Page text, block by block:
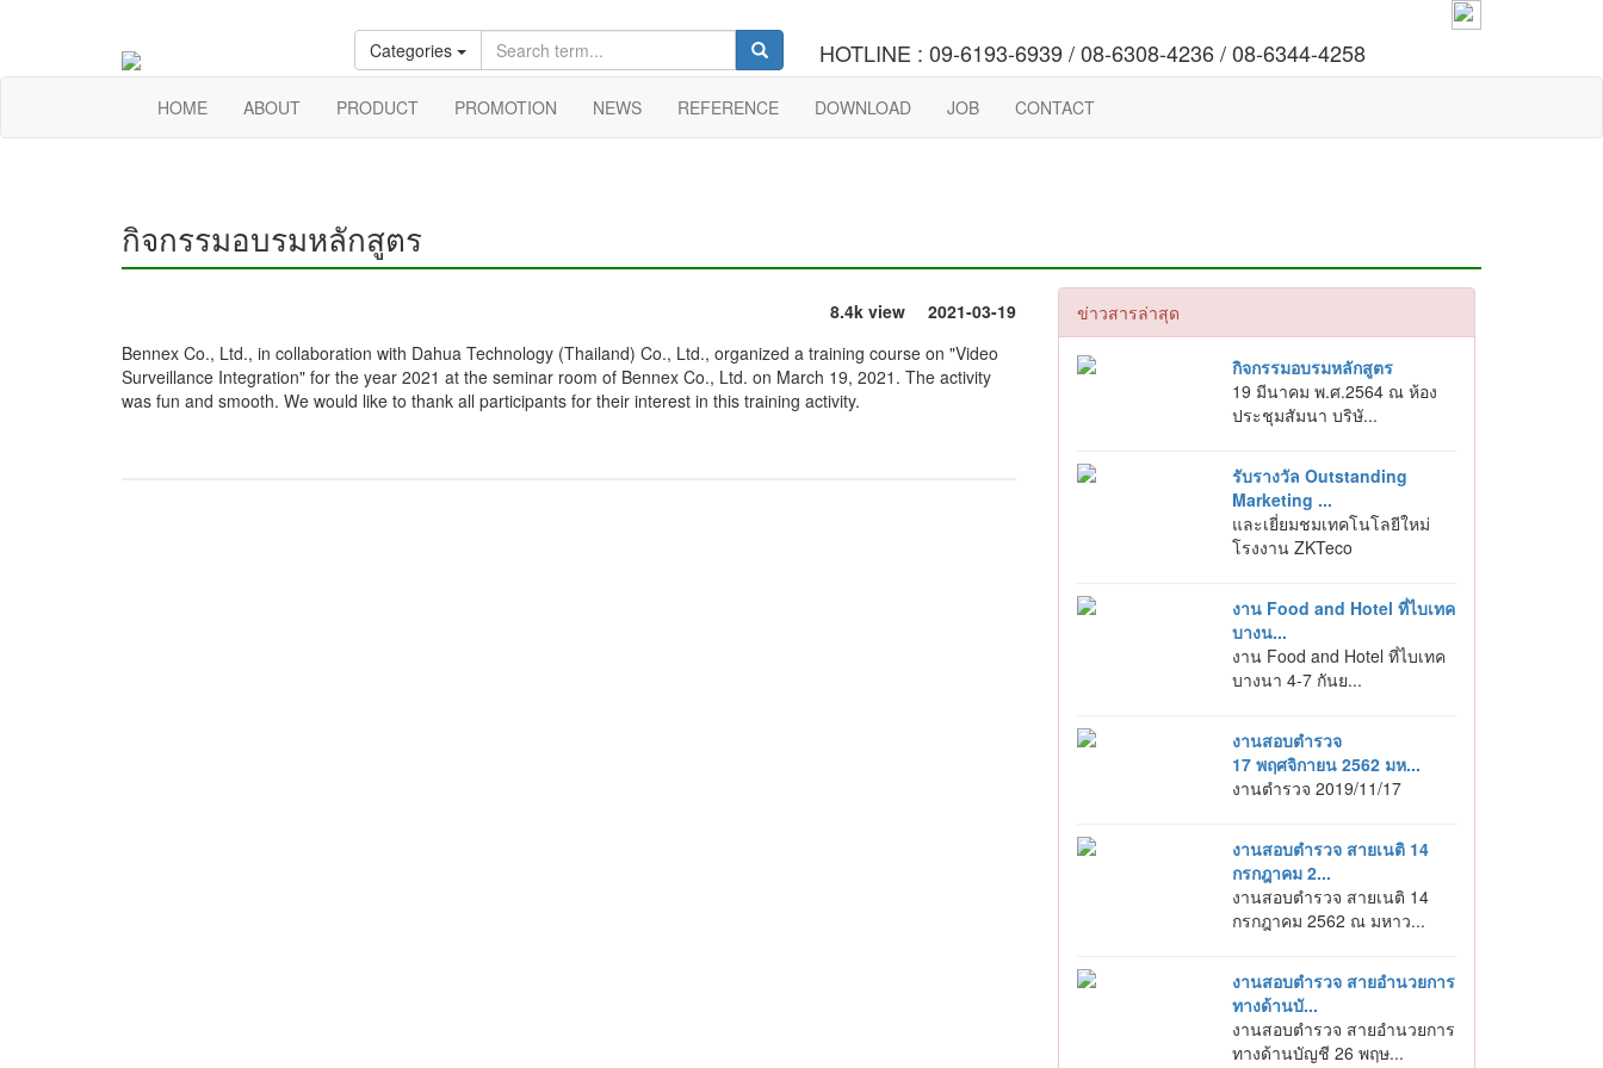
Categories HOTLINE : 09-6193-6939 / 08-6308-4236 / 08-6344-4258
HOME ABOUT PRODUCT PROMOTION NEWS REFERENCE DOWNLOAD JOB CONTACT
กิจกรรมอบรมหลักสูตร
8.4k view
2021-03-19
Bennex Co., Ltd., in collaboration with Dahua Technology (Thailand) Co., Ltd., organized a training course on "Video
Surveillance Integration" for the year 2021 at the seminar room of Bennex Co., Ltd. on March 19, 2021. The activity
was fun and smooth. We would like to thank all participants for their interest in this training activity.
ข่าวสารล่าสุด
กิจกรรมอบรมหลักสูตร
19 มีนาคม พ.ศ.2564 ณ ห้อง
ประชุมสัมนา บริษั...
รับรางวัล Outstanding
Marketing ...
และเยี่ยมชมเทคโนโลยีใหม่
โรงงาน ZKTeco
งาน Food and Hotel ที่ไบเทค
บางน...
งาน Food and Hotel ที่ไบเทค
บางนา 4-7 กันย...
งานสอบตำรวจ
17 พฤศจิกายน 2562 มห...
งานตำรวจ 2019/11/17
งานสอบตำรวจ สายเนติ 14
กรกฎาคม 2...
งานสอบตำรวจ สายเนติ 14
กรกฎาคม 2562 ณ มหาว...
งานสอบตำรวจ สายอำนวยการ
ทางด้านบั...
งานสอบตำรวจ สายอำนวยการ
ทางด้านบัญชี 26 พฤษ...